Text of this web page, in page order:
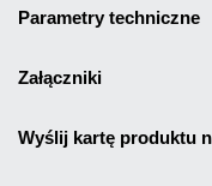
parametry techniczne
załączniki
wyślij kartę produktu